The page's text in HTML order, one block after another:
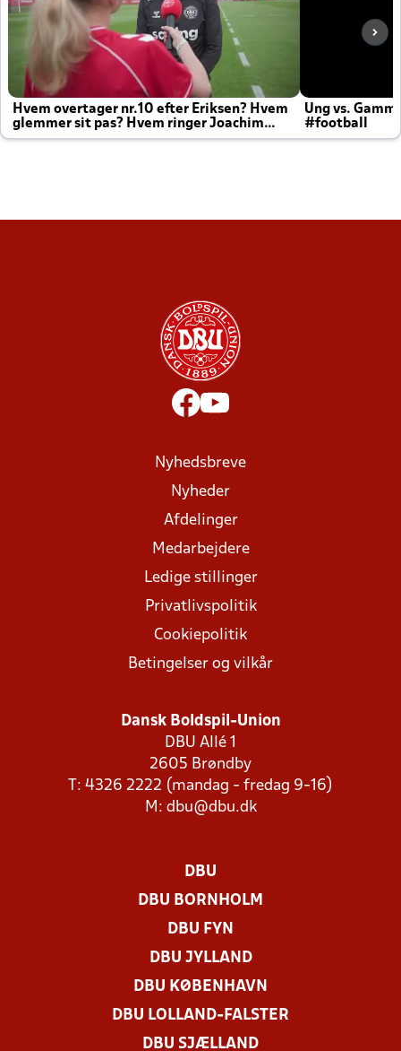
Hvem overtager nr.10 efter Eriksen? Hvem
glemmer sit pas? Hvem ringer Joachim
altid til efter kampe?
Ung vs.
#football
Nyhedsbreve
Nyheder
Afdelinger
Medarbejdere
Ledige stillinger
Privatlivspolitik
Cookiepolitik
Betingelser og vilkår
Dansk Boldspil-Union
DBU Allé 1
2605 Brøndby
T: 4326 2222 (mandag - fredag 9-16)
M: dbu@dbu.dk
DBU
DBU BORNHOLM
DBU FYN
DBU JYLLAND
DBU KØBENHAVN
DBU LOLLAND-FALSTER
DBU SJÆLLAND